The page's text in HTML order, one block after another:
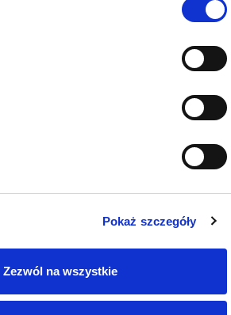
Pokaż szczegóły
Zezwól na wszystkie
PRODUKTY